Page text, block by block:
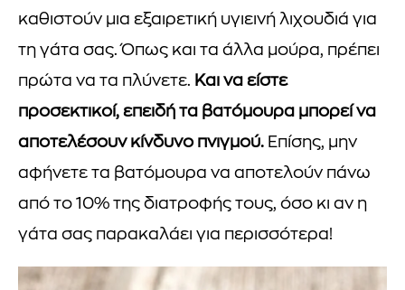
καθιστούν μια εξαιρετική υγιεινή λιχουδιά για
τη γάτα σας. Όπως και τα άλλα μούρα, πρέπει
πρώτα να τα πλύνετε. Και να είστε
προσεκτικοί, επειδή τα βατόμουρα μπορεί να
αποτελέσουν κίνδυνο πνιγμού. Επίσης, μην
αφήνετε τα βατόμουρα να αποτελούν πάνω
από το 10% της διατροφής τους, όσο κι αν η
γάτα σας παρακαλάει για περισσότερα!